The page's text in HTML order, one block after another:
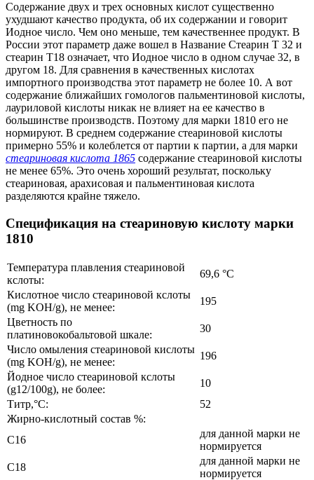
Содержание двух и трех основных кислот существенно
ухудшают качество продукта, об их содержании и говорит
Иодное число. Чем оно меньше, тем качественнее продукт. В
России этот параметр даже вошел в Название Стеарин Т 32 и
стеарин Т18 означает, что Иодное число в одном случае 32, в
другом 18. Для сравнения в качественных кислотах
импортного производства этот параметр не более 10. А вот
содержание ближайших гомологов пальментиновой кислоты,
лауриловой кислоты никак не влияет на ее качество в
большинстве производств. Поэтому для марки 1810 его не
нормируют. В среднем содержание стеариновой кислоты
примерно 55% и колеблется от партии к партии, а для марки
стеариновая кислота 1865 содержание стеариновой кислоты
не менее 65%. Это очень хороший результат, поскольку
стеариновая, арахисовая и пальментиновая кислота
разделяются крайне тяжело.
Спецификация на стеариновую кислоту марки
1810
Температура плавления стеариновой
кслоты:
69,6 °C
Кислотное число стеариновой кслоты
(mg KOH/g), не менее:
195
Цветность по
платиновокобальтовой шкале:
30
Число омыления стеариновой кислоты
(mg KOH/g), не менее:
196
Йодное число стеариновой кслоты
(g12/100g), не более:
10
Титр,°C:
52
Жирно-кислотный состав %:
С16
для данной марки не
нормируется
С18
для данной марки не
нормируется